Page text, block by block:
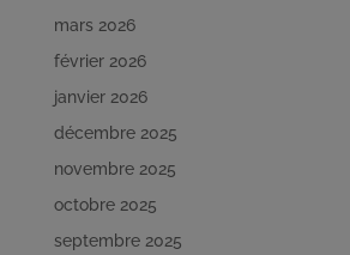
mars 2026
février 2026
janvier 2026
décembre 2025
novembre 2025
octobre 2025
septembre 2025